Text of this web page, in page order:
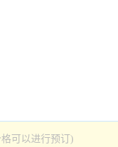
可以进行预订)